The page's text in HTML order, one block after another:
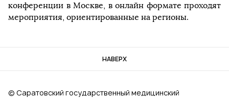
конференции в Москве, в онлайн формате проходят
мероприятия, ориентированные на регионы.
НАВЕРХ
© Саратовский государственный медицинский